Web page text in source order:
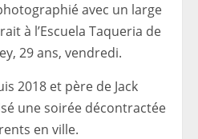
avec un large
à l’Escuela Taqueria de
29 ans, vendredi.
2018 et père de Jack
une soirée décontractée
en ville.